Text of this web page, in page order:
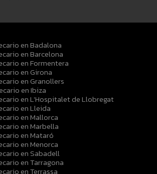
en Badalona
en Barcelona
en Formentera
en Girona
en Granollers
en Ibiza
en L'Hospitalet de Llobregat
en Lleida
en Mallorca
en Marbella
en Mataró
en Menorca
en Sabadell
en Tarragona
en Terrassa